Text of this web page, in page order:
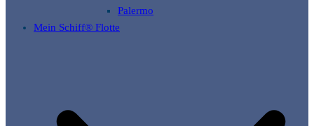
Palermo
Mein Schiff® Flotte